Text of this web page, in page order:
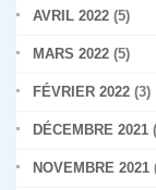
AVRIL 2022 (5)
MARS 2022 (5)
FÉVRIER 2022 (3)
DÉCEMBRE 2021
NOVEMBRE 2021